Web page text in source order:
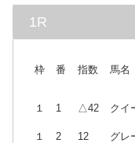
1R
枠 番 指数 馬名
１ 1 △42 クイ
１ 2 12 グレ